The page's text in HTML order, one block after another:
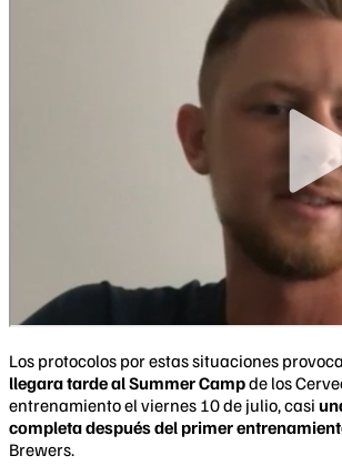
Los protocolos por estas situaciones
llegara tarde al Summer Campde los
entrenamiento el viernes 10 de julio, casi
completa después del primer
Brewers.